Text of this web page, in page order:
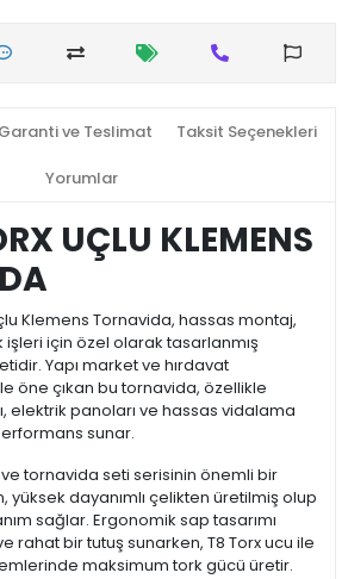
Garanti ve Teslimat Taksit Seçenekleri
Yorumlar
UÇLU KLEMENS
Klemens Tornavida, hassas montaj,
için özel olarak tasarlanmış
Yapı market ve hırdavat
öne çıkan bu tornavida, özellikle
elektrik panoları ve hassas vidalama
sunar.
ve tornavida seti serisinin önemli bir
yüksek dayanımlı çelikten üretilmiş olup
sağlar. Ergonomik sap tasarımı
rahat bir tutuş sunarken, T8 Torx ucu ile
maksimum tork gücü üretir.